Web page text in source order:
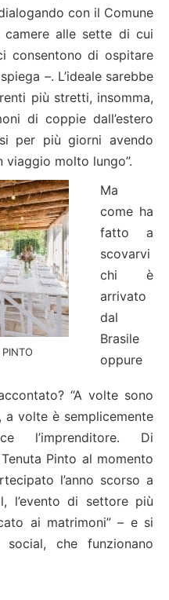
con il Comune
alle sette di cui
consentono di ospitare
–. L’ideale sarebbe
più stretti, insomma,
di coppie dall’estero
per più giorni avendo
molto lungo”.
Ma
come ha
fatto a
scovarvi
chi è
arrivato
dal
Brasile
oppure
“A volte sono
a volte è semplicemente
l’imprenditore. Di
Pinto al momento
l’anno scorso a
l’evento di settore più
ai matrimoni” – e si
che funzionano